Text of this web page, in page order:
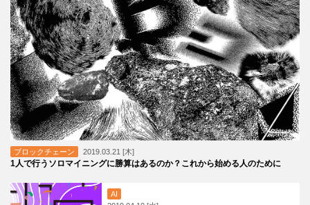
ブロックチェーン 2019.03.21 [木]
1人で行うソロマイニングに勝算はあるのか？これから始める人のために
AI